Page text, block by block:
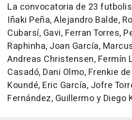
La convocatoria de 23
Iñaki Peña, Alejandro Balde,
Cubarsí, Gavi, Ferran Torres,
Raphinha, Joan García,
Andreas Christensen, Fermín
Casadó, Dani Olmo, Frenkie
Koundé, Eric García, Jofre
Fernández, Guillermo y Diego